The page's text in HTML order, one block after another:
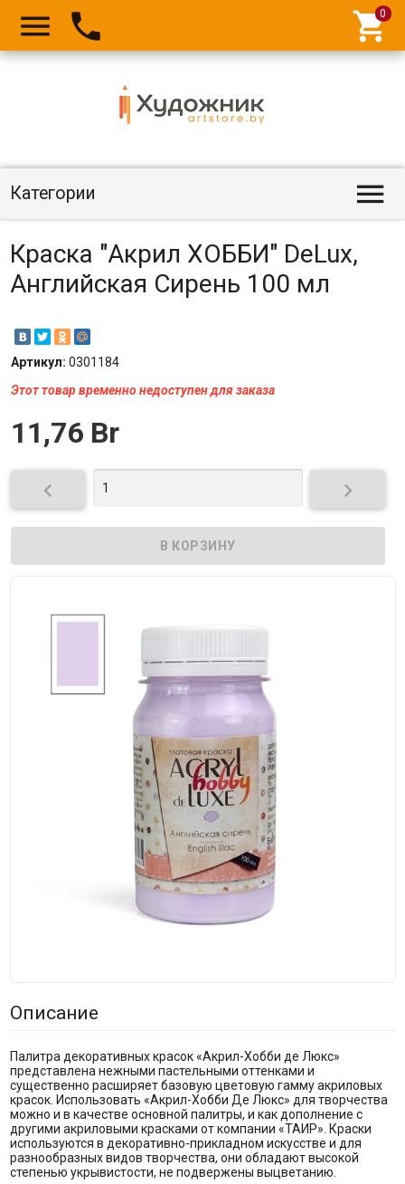
  
Категории 
Краска "Акрил ХОББИ" DeLux,
Английская Сирень 100 мл
Артикул: 0301184
Этот товар временно недоступен для заказа
11,76 Br
 
Описание
Палитра декоративных красок «Акрил-Хобби де Люкс»
представлена нежными пастельными оттенками и
существенно расширяет базовую цветовую гамму акриловых
красок. Использовать «Акрил-Хобби Де Люкс» для творчества
можно и в качестве основной палитры, и как дополнение с
другими акриловыми красками от компании «ТАИР». Краски
используются в декоративно-прикладном искусстве и для
разнообразных видов творчества, они обладают высокой
степенью укрывистости, не подвержены выцветанию.